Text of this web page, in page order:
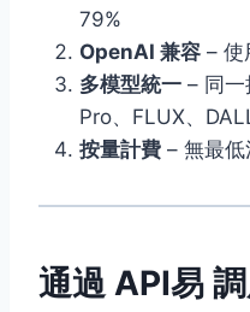
79%
OpenAI 兼容 – 使
多模型統一 – 同
Pro、FLUX、
按量計費 – 無最
通過 API易